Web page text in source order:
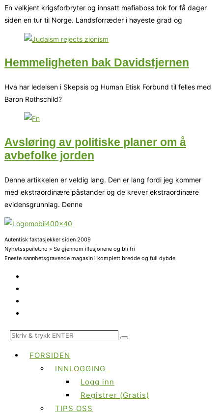
En velkjent krigsforbryter og innsatt mafiaboss tok for få dager
siden en tur til Norge. Landsforræder i høyeste grad og
Hemmeligheten bak Davidstjernen
Hva har ledelsen i Skepsis og Human Etisk Forbund til felles med
Baron Rothschild?
Avsløring av politiske planer om å
avbefolke jorden
Denne artikkelen er veldig lang. Den er lang fordi jeg kommer
med ekstraordinære påstander og de krever ekstraordinære
evidensgrunnlag. Denne
Autentisk faktasjekker siden 2009
Nyhetsspeilet.no » Se gjennom illusjonene og bli fri
Eneste sannhetsgravende magasin i komplett bredde og full dybde
FORSIDEN
INNLOGGING
Logg inn
Registrer (Gratis)
TIPS OSS